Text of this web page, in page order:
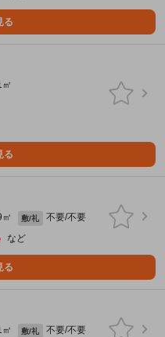
る
る
敷/礼
不要/不要
など
る
敷/礼
不要/不要